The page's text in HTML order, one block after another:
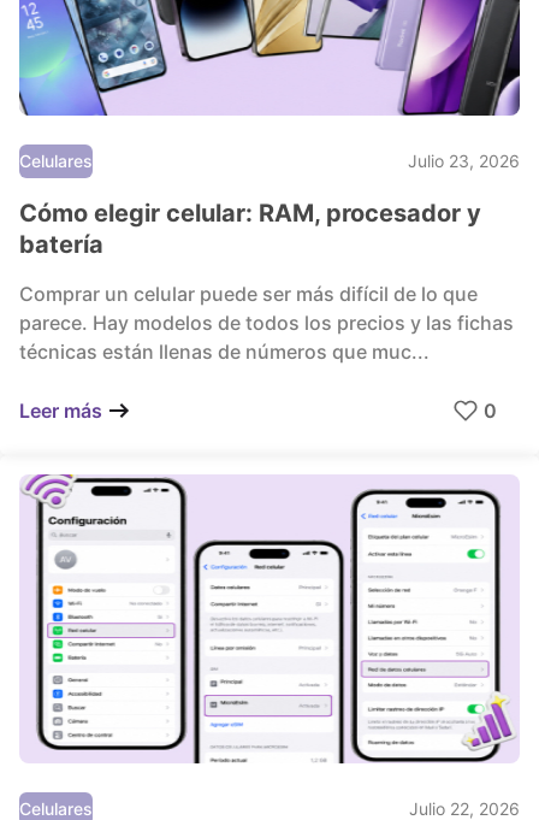
Celulares Julio 23, 2026
Cómo elegir celular: RAM, procesador y
batería
Comprar un celular puede ser más difícil de lo que
parece. Hay modelos de todos los precios y las fichas
técnicas están llenas de números que muc...
Leer más 0
Celulares Julio 22, 2026